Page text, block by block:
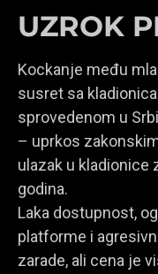
UZROK
Kockanje među
susret sa
sprovedenom u
– uprkos
ulazak u kladionice
godina.
Laka dostupnost,
platforme i
zarade, ali cena je